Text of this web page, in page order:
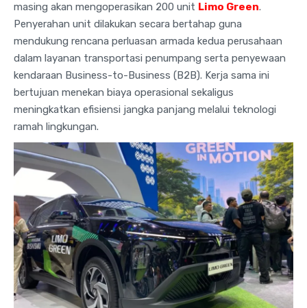
masing akan mengoperasikan 200 unit Limo Green.
Penyerahan unit dilakukan secara bertahap guna
mendukung rencana perluasan armada kedua perusahaan
dalam layanan transportasi penumpang serta penyewaan
kendaraan Business-to-Business (B2B). Kerja sama ini
bertujuan menekan biaya operasional sekaligus
meningkatkan efisiensi jangka panjang melalui teknologi
ramah lingkungan.